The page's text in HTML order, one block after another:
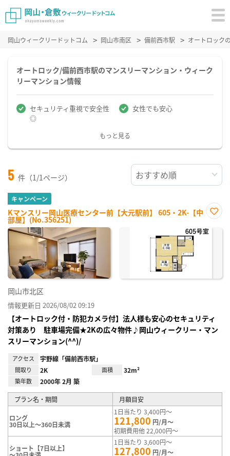
岡山ウィークリードットコム 岡山市南区 備前西市駅 オートロック
オートロック/備前西市駅のマンスリーマンション・ウィーク
リーマンション情報
セキュリティ重視で安全性
◎
女性でも安心
もっと見る
5 件（1/1ページ）
キャンペーン
Kマンスリー岡山医療センター前【大元駅前】 605・2K-【中
部屋】(No.356251)
に入
り登
岡山市北区
情報更新日 2026/08/02 09:19
【オートロック付・防犯カメラ付】法人様も安心のセキュリティ
対策あり 駐車場完備★2Kの広々物件♪岡山ウィークリー・マン
スリーマンション(^^)/
アクセス 宇野線「備前西市駅」
間取り 2K 面積 32m²
築年数 2000年 2月 築
プラン名・期間 月額目安
ロング
30日以上～360日未満
1日当たり 3,400円～
121,800 円/月～
初期費用他 22,000円～
ショート【7日以上】
1日当たり 3,600円～
127,800 円/月～